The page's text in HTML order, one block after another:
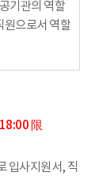
기관의 역할
원으로서 역할
限
입사지원서, 직